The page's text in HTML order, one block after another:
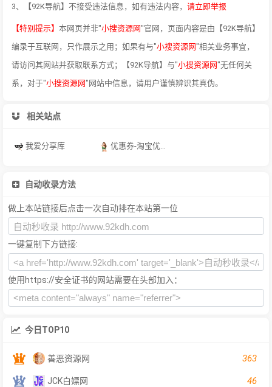
3、【92K导航】不接受违法信息，如有违法内容， 请立即举报
【特别提示】 本网页并非"小搜资源网"官网，页面内容是由【92K导航】
编录于互联网，只作展示之用；如果有与"小搜资源网"相关业务事宜，
请访问其网站并获取联系方式；【92K导航】与"小搜资源网"无任何关
系，对于"小搜资源网"网站中信息，请用户谨慎辨识其真伪。
相关站点
我爱分享库 优惠券-淘宝优惠券-天猫优惠券-内部优惠券
自动收录方法
做上本站链接后点击一次自动排在本站第一位
一键复制下方链接:
使用https://安全证书的网站需要在头部加入：
今日TOP10
善恶资源网 363
JCK白嫖网 46